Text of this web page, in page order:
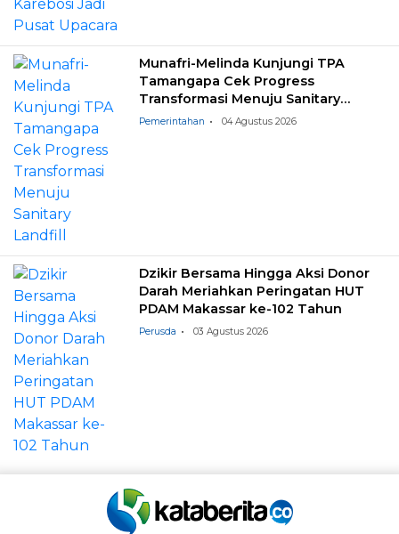
Munafri-Melinda Kunjungi TPA
Tamangapa Cek Progress
Transformasi Menuju Sanitary
Landfill
Pemerintahan 04 Agustus 2026
Dzikir Bersama Hingga Aksi Donor
Darah Meriahkan Peringatan HUT
PDAM Makassar ke-102 Tahun
Perusda 03 Agustus 2026